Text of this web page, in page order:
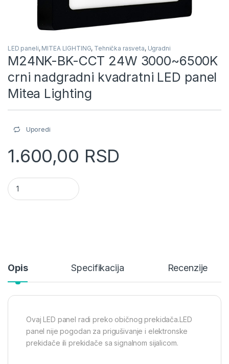
LED paneli, MITEA LIGHTING, Tehnička rasveta, Ugradni
M24NK-BK-CCT 24W 3000~6500K
crni nadgradni kvadratni LED panel
Mitea Lighting
Uporedi
1.600,00 RSD
M24NK-BK-CCT 24W 3000~6500K crni nadgradni kvadratni
Opis Specifikacija Recenzije
Ovaj LED panel radi preko običnog prekidača.LED
panel nije pogodan za prigušivanje i elektronske
prekidače ili prekidače sa signalnom sijalicom.